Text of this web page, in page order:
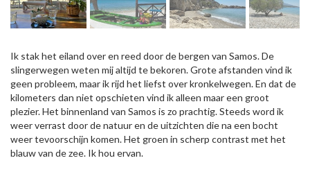
Ik stak het eiland over en reed door de bergen van Samos. De
slingerwegen weten mij altijd te bekoren. Grote afstanden vind ik
geen probleem, maar ik rijd het liefst over kronkelwegen. En dat de
kilometers dan niet opschieten vind ik alleen maar een groot
plezier. Het binnenland van Samos is zo prachtig. Steeds word ik
weer verrast door de natuur en de uitzichten die na een bocht
weer tevoorschijn komen. Het groen in scherp contrast met het
blauw van de zee. Ik hou ervan.